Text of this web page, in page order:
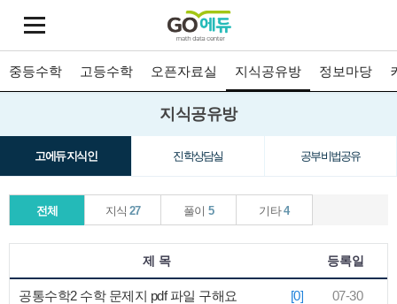
중등수학 고등수학 오픈자료실 지식공유방 정보마당
지식공유방
고에듀 지식인 진학상담실 공부비법공유
전체 지식27 풀이 5 기타4
제 목 등록일
공통수학2 수학 문제지 pdf 파일 구해요 [0] 07-30